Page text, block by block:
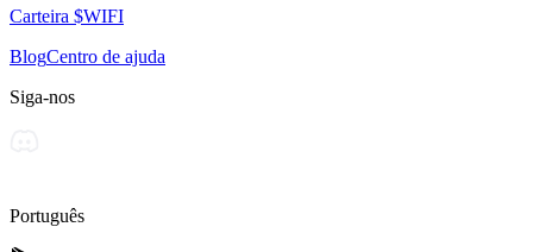
Carteira $WIFI
BlogCentro de ajuda
Siga-nos
Português